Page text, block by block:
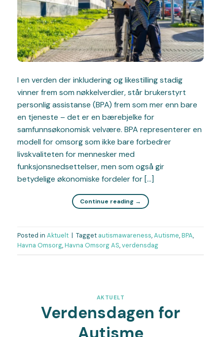
I en verden der inkludering og likestilling stadig
vinner frem som nøkkelverdier, står brukerstyrt
personlig assistanse (BPA) frem som mer enn bare
en tjeneste – det er en bærebjelke for
samfunnsøkonomisk velvære. BPA representerer en
modell for omsorg som ikke bare forbedrer
livskvaliteten for mennesker med
funksjonsnedsettelser, men som også gir
betydelige økonomiske fordeler for […]
Continue reading →
Posted in Aktuelt | Tagget autismawareness,Autisme,BPA,
Havna Omsorg,Havna Omsorg AS,verdensdag
AKTUELT
Verdensdagen for